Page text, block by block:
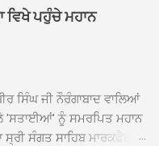
ਵਿਖੇ ਪਹੁੰਚੇ ਮਹਾਨ
ਸਿੰਘ ਜੀ ਨੌਰੰਗਾਬਾਦ ਵਾਲਿਆਂ
'ਸਤਾਈਆਂ' ਨੂੰ ਸਮਰਪਿਤ ਮਹਾਨ
ਸੰਗਤ ਸਾਹਿਬ ਮਾਰਕਫੈੱਡ